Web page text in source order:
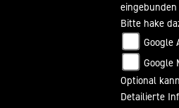
Montag -
Samstag
Von
Bitte hake
Google
Google
Optional
Detailierte